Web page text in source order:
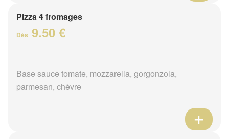
Pizza 4 fromages
Dès 9.50 €
Base sauce tomate, mozzarella, gorgonzola,
parmesan, chèvre